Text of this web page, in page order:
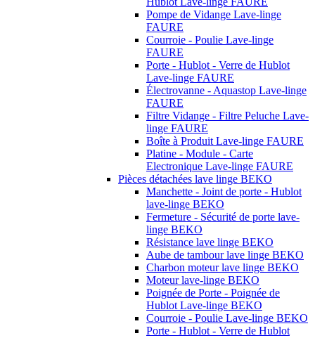
Pompe de Vidange Lave-linge
FAURE
Courroie - Poulie Lave-linge
FAURE
Porte - Hublot - Verre de Hublot
Lave-linge FAURE
Électrovanne - Aquastop Lave-linge
FAURE
Filtre Vidange - Filtre Peluche Lave-
linge FAURE
Boîte à Produit Lave-linge FAURE
Platine - Module - Carte
Electronique Lave-linge FAURE
Pièces détachées lave linge BEKO
Manchette - Joint de porte - Hublot
lave-linge BEKO
Fermeture - Sécurité de porte lave-
linge BEKO
Résistance lave linge BEKO
Aube de tambour lave linge BEKO
Charbon moteur lave linge BEKO
Moteur lave-linge BEKO
Poignée de Porte - Poignée de
Hublot Lave-linge BEKO
Courroie - Poulie Lave-linge BEKO
Porte - Hublot - Verre de Hublot